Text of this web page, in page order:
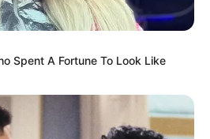
Spent A Fortune To Look Like